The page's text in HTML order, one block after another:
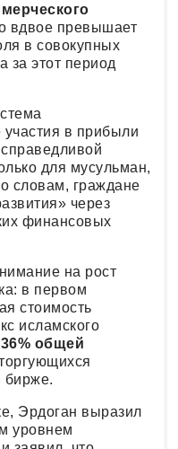
вдвое превышает
в совокупных
за этот период
в прибыли
для мусульман,
словам, граждане
через
финансовых
на рост
в первом
стоимость
исламского
36% общей
бирже.
Эрдоган выразил
уровнем